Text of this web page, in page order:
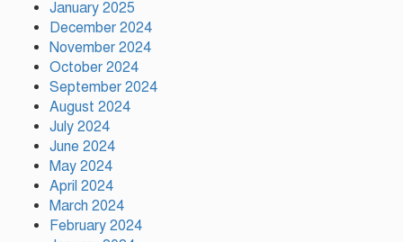
আসামীদের মুক্তি কামনায় দোয়া
January 2025
December 2024
November 2024
October 2024
September 2024
August 2024
July 2024
June 2024
May 2024
April 2024
March 2024
February 2024